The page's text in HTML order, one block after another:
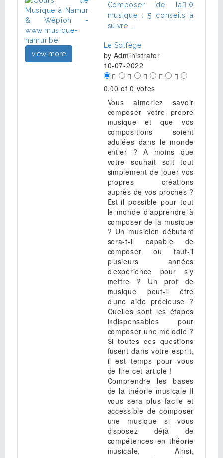
view more
0
Composer de la
musique : 5 conseils à
suivre ...
Le Solfège
by Administrator
10-07-2022
0.00 of 0 votes
Vous aimeriez savoir
composer votre propre
musique et que vos
compositions soient
adulées dans le monde
entier ? A moins que
votre souhait soit tout
simplement de jouer vos
propres créations
auprès de vos proches ?
Est-il possible pour tout
le monde d’apprendre à
composer de la musique
? Un musicien débutant
sera-t-il capable de
composer ou faut-il
plusieurs années
d’expérience pour s’y
mettre ? Un prof de
musique peut-il être
d’une aide précieuse ?
Quelles sont les étapes
indispensables pour
composer une mélodie ?
Si toutes ces questions
fusent dans votre esprit,
il est temps pour vous
de lire cet article !
Comprendre les bases
de la théorie musicale Il
vous sera plus facile et
accessible de composer
une musique si vous
disposez déjà de
compétences en théorie
musicale. Ainsi,